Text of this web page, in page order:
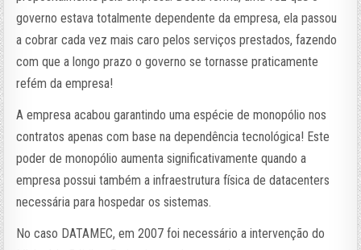
governo estava totalmente dependente da empresa, ela passou
a cobrar cada vez mais caro pelos serviços prestados, fazendo
com que a longo prazo o governo se tornasse praticamente
refém da empresa!
A empresa acabou garantindo uma espécie de monopólio nos
contratos apenas com base na dependência tecnológica! Este
poder de monopólio aumenta significativamente quando a
empresa possui também a infraestrutura física de datacenters
necessária para hospedar os sistemas.
No caso DATAMEC, em 2007 foi necessário a intervenção do